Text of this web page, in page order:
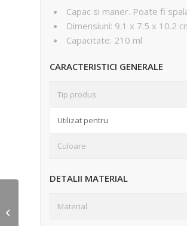
Capac si maner. Poate fi
Dimensiuni: 9.1 x 7.5 x 10.2
Capacitate: 210 ml
CARACTERISTICI GENERALE
Tip produs
Utilizat pentru
Culoare
DETALII MATERIAL
Material
lingurita, pentru